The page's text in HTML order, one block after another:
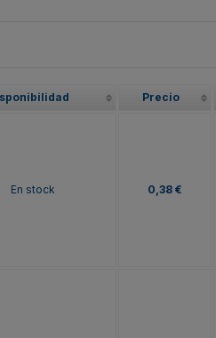
Precio
En stock 0,38 €